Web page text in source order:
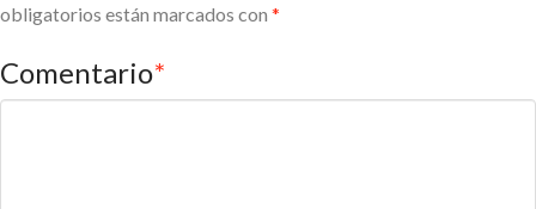
obligatorios están marcados con *
Comentario*